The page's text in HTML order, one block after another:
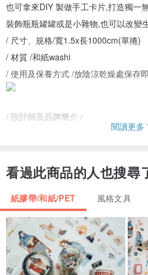
也可拿來DIY 製做手工卡片,打造獨一
裝飾瓶瓶罐罐或是小雜物,也可以改變
/ 尺寸、規格/寬1.5x長1000cm(單捲)
/ 材質 /和紙washi
/ 使用及保養方式 /放陰涼乾燥處保存
/ 設計師及品牌簡介 /
Dailylike 成立於2010年,是一個以DIY
生產。
和紙膠帶的圖案也別於其他品牌,充滿
念。
Dailylike團隊相信用心可以感動每個
都經過層層把關,透過認真的態度,創
鬆愉快的享受美麗的設計小物。
Dailylike希望大家都可以透過我們的
閱讀更多
看過此商品的人也搜尋
紙膠帶/和紙/PET 風格文具